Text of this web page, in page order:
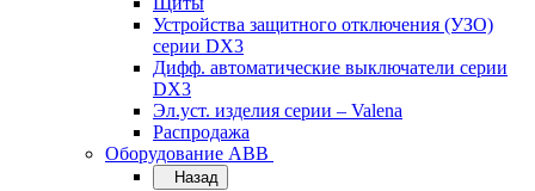
Устройства защитного отключения (УЗО)
серии DX3
Дифф. автоматические выключатели серии
DX3
Эл.уст. изделия серии – Valena
Распродажа
Оборудование АВВ
Назад